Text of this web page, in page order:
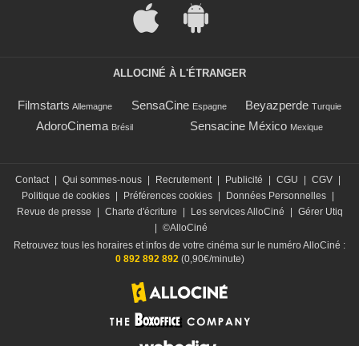
ALLOCINÉ À L'ÉTRANGER
Filmstarts Allemagne SensaCine Espagne Beyazperde Turquie
AdoroCinema Brésil Sensacine México Mexique
Contact Qui sommes-nous Recrutement Publicité CGU CGV
Politique de cookies
Préférences cookies Données Personnelles
Revue de presse
Charte d'écriture Les services AlloCiné
Gérer Utiq
©AlloCiné
Retrouvez tous les horaires et infos de votre cinéma sur le numéro AlloCiné :
0 892 892 892(0,90€/minute)